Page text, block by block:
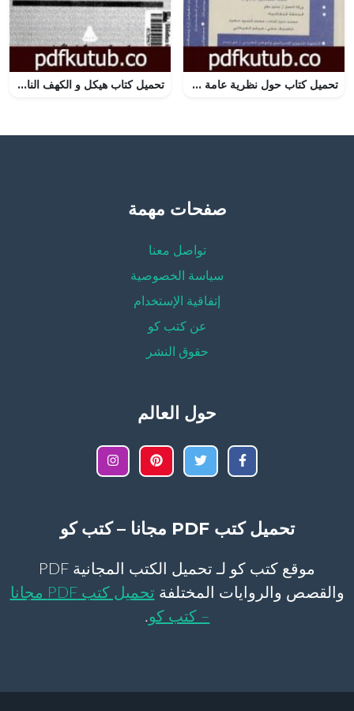
تحميل كتاب حول نظرية عامة تقدمية للدين PDF تأليف د. برهان زريق مجانا [كامل] تحميل كتاب هيكل و الكهف الناصري PDF تأليف عبد العظيم رمضان مجانا [كامل]
صفحات مهمة
تواصل معنا
سياسة الخصوصية
إتفاقية الإستخدام
عن كتب كو
حقوق النشر
حول العالم
تحميل كتب PDF مجانا – كتب كو
موقع كتب كو لـ تحميل الكتب المجانية PDF
والقصص والروايات المختلفة
تحميل كتب PDF مجانا
– كتب كو.